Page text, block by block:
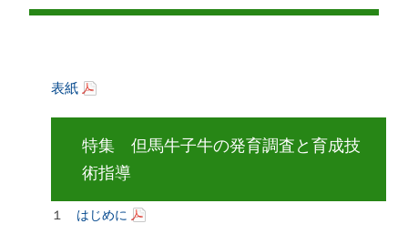
表紙
特集 但馬牛子牛の発育調査と育成技
術指導
１ はじめに